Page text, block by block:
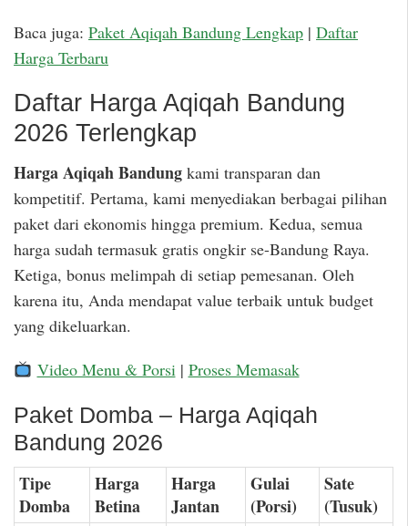
Baca juga: Paket Aqiqah Bandung Lengkap | Daftar
Harga Terbaru
Daftar Harga Aqiqah Bandung
2026 Terlengkap
Harga Aqiqah Bandung kami transparan dan
kompetitif. Pertama, kami menyediakan berbagai pilihan
paket dari ekonomis hingga premium. Kedua, semua
harga sudah termasuk gratis ongkir se-Bandung Raya.
Ketiga, bonus melimpah di setiap pemesanan. Oleh
karena itu, Anda mendapat value terbaik untuk budget
yang dikeluarkan.
Video Menu & Porsi| Proses Memasak
Paket Domba – Harga Aqiqah
Bandung 2026
Tipe
Domba
Harga
Betina
Harga
Jantan
Gulai
(Porsi)
Sate
(Tusuk)